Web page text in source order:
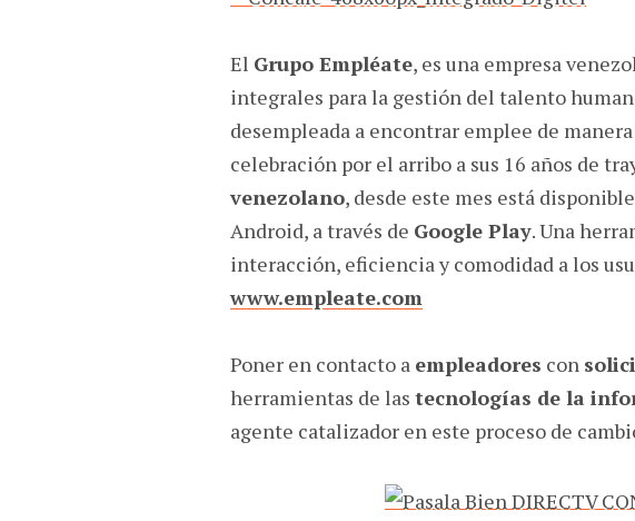
El Grupo Empléate, es una empresa
integrales para la gestión del talento
desempleada a encontrar emplee de
celebración por el arribo a sus 16 años de
venezolano, desde este mes está
Android, a través de Google Play. Una
interacción, eficiencia y comodidad a los
www.empleate.com
Poner en contacto a empleadores con
herramientas de las tecnologías de la
agente catalizador en este proceso de